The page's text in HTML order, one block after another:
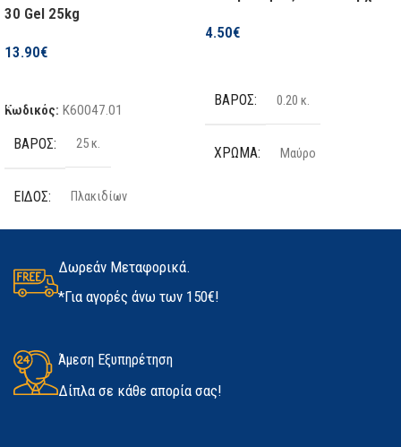
30 Gel 25kg
13.90€
Κωδικός: K60047.01
ΒΆΡΟΣ 25 κ.
ΕΊΔΟΣ Πλακιδίων
ΚΑΤΑΣΚΕΥΑΣΤΉΣ Kerakoll
ΔΙΑΘΕΣΙΜΌΤΗΤΑ
4.50€
ΒΆΡΟΣ 0.20 κ.
ΧΡΏΜΑ Μαύρο
Δωρεάν Μεταφορικά.
*Για αγορές άνω των 150€!
Άμεση Εξυπηρέτηση
Δίπλα σε κάθε απορία σας!